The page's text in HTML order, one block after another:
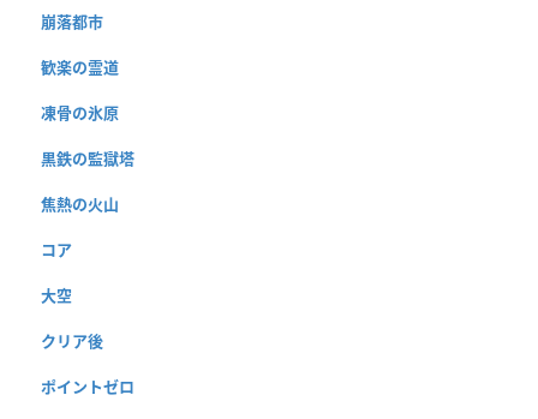
崩落都市
歓楽の霊道
凍骨の氷原
黒鉄の監獄塔
焦熱の火山
コア
大空
クリア後
ポイントゼロ